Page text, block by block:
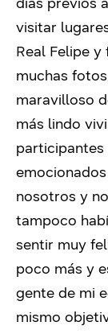
visitar
Real Felipe
muchas
maravilloso
más lindo
nosotros y
tampoco
sentir muy
poco más y
gente de mi
mismo